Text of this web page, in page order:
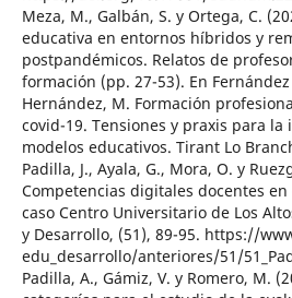
Meza, M., Galbán, S. y Ortega, C.
educativa en entornos híbridos y
postpandémicos. Relatos de
formación (pp. 27-53). En Fernández
Hernández, M. Formación
covid-19. Tensiones y praxis para
modelos educativos. Tirant Lo
Padilla, J., Ayala, G., Mora, O. y
Competencias digitales docentes
caso Centro Universitario de Los
y Desarrollo, (51), 89-95. https://
edu_desarrollo/anteriores/51/
Padilla, A., Gámiz, V. y Romero, M.